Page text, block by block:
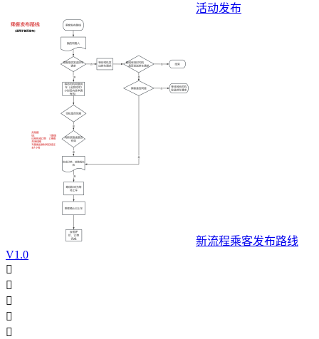
活动发布
新流程乘客发布路线
V1.0




